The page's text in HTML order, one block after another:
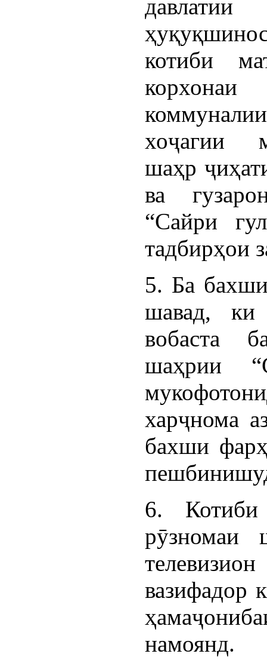
котиби
хоҷагии
шаҳр
ва
“Сайри
тадбирҳои
5. Ба
шавад, ки
вобаста
шаҳрии
харҷнома
бахши
6.
рӯзномаи
вазифадор
намоянд.